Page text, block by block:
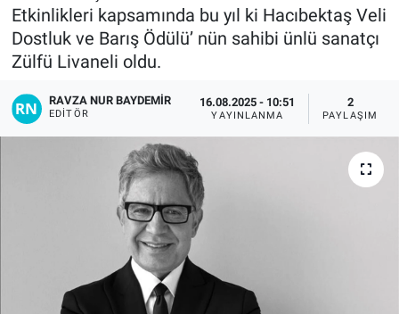
Etkinlikleri kapsamında bu yıl ki Hacıbektaş Veli
Dostluk ve Barış Ödülü’ nün sahibi ünlü sanatçı
Zülfü Livaneli oldu.
RAVZA NUR BAYDEMIR
EDITÖR
16.08.2025 - 10:51
YAYINLANMA
2
PAYLAŞIM
Kapadokya
Turizm
Kültür - Sanat
VEFATLAR
Son Dakika Haberleri
Haber Arşivi